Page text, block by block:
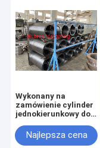
Wykonany na
zamówienie cylinder
jednokierunkowy do
do laminowania kart
kredytowych
Najlepsza cena